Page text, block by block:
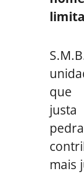
que
mais